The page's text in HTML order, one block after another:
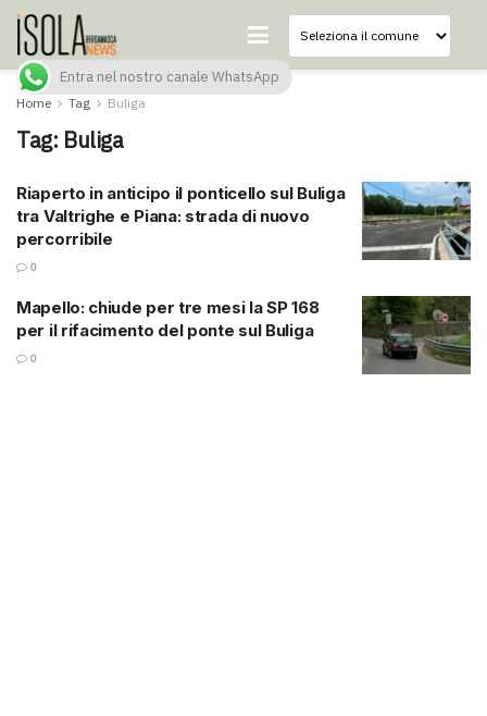
Home Tag Buliga
Tag: Buliga
Riaperto in anticipo il ponticello sul Buliga
tra Valtrighe e Piana: strada di nuovo
percorribile
0
Mapello: chiude per tre mesi la SP 168
per il rifacimento del ponte sul Buliga
0
Entra nel nostro canale WhatsApp